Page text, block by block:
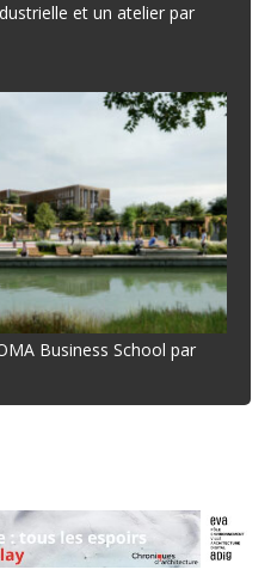
et un atelier par
Business School par